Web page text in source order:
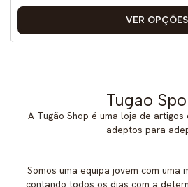
VER OPÇÕES
Tugao
A Tugão Shop é uma loja de
adeptos para
Somos uma equipa jovem com uma
contando todos os dias com a